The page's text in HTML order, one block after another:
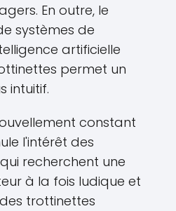
En outre, le
systèmes de
artificielle
permet un
intuitif.
constant
l'intérêt des
recherchent une
à la fois ludique et
des trottinettes